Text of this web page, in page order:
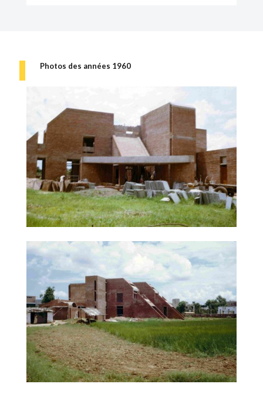
Photos des années 1960